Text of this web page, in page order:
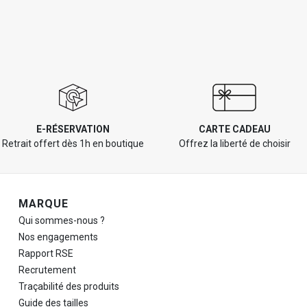
E-RÉSERVATION
Retrait offert dès 1h en boutique
CARTE CADEAU
Offrez la liberté de choisir
Navigation de pied de page
MARQUE
Qui sommes-nous ?
Nos engagements
Rapport RSE
Recrutement
Traçabilité des produits
Guide des tailles